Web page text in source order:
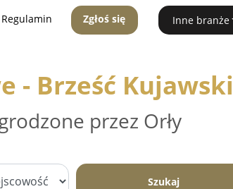
Regulamin Zgłoś się Inne branże
- Brześć Kujawski
przez Orły
Szukaj